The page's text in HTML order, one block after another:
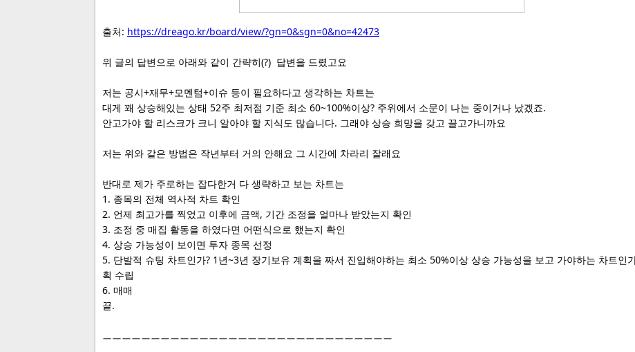
출처: https://dreago.kr/board/view/?gn=0&sgn=0&no=42473
위 글의 답변으로 아래와 같이 간략히(?) 답변을 드렸고요
저는 공시+재무+모멘텀+이슈 등이 필요하다고 생각하는 차트는
대게 꽤 상승해있는 상태 52주 최저점 기준 최소 60~100%이상? 주위에서 소문이 나는 중이거나 났겠죠.
안고가야 할 리스크가 크니 알아야 할 지식도 많습니다. 그래야 상승 희망을 갖고 끌고가니까요
저는 위와 같은 방법은 작년부터 거의 안해요 그 시간에 차라리 잘래요
반대로 제가 주로하는 잡다한거 다 생략하고 보는 차트는
1. 종목의 전체 역사적 차트 확인
2. 언제 최고가를 찍었고 이후에 금액, 기간 조정을 얼마나 받았는지 확인
3. 조정 중 매집 활동을 하였다면 어떤식으로 했는지 확인
4. 상승 가능성이 보이면 투자 종목 선정
5. 단발적 슈팅 차트인가? 1년~3년 장기보유 계획을 짜서 진입해야하는 최소 50%이상 상승 가능성을 보고 가야하는 차트인
획 수립
6. 매매
끝.
ㅡㅡㅡㅡㅡㅡㅡㅡㅡㅡㅡㅡㅡㅡㅡㅡㅡㅡㅡㅡㅡㅡㅡㅡㅡㅡㅡㅡㅡㅡ